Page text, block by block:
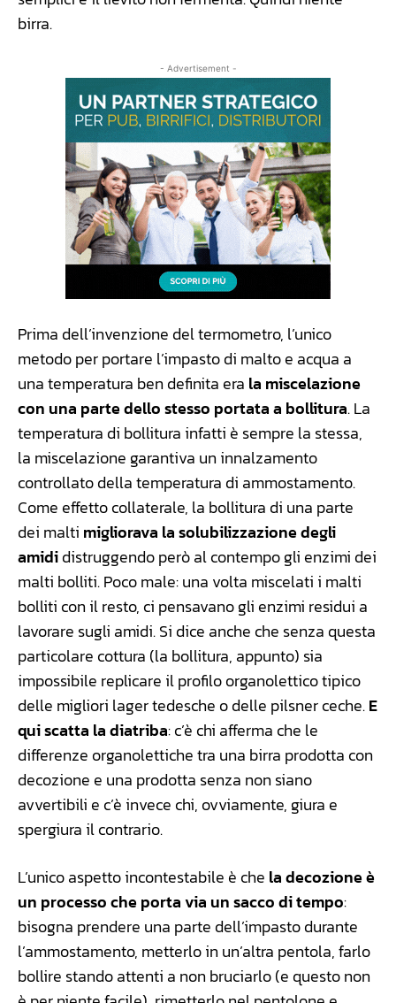
birra.
- Advertisement -
Prima dell’invenzione del termometro, l’unico
metodo per portare l’impasto di malto e acqua a
una temperatura ben definita era la miscelazione
con una parte dello stesso portata a bollitura. La
temperatura di bollitura infatti è sempre la stessa,
la miscelazione garantiva un innalzamento
controllato della temperatura di ammostamento.
Come effetto collaterale, la bollitura di una parte
dei malti migliorava la solubilizzazione degli
amididistruggendo però al contempo gli enzimi dei
malti bolliti. Poco male: una volta miscelati i malti
bolliti con il resto, ci pensavano gli enzimi residui a
lavorare sugli amidi. Si dice anche che senza questa
particolare cottura (la bollitura, appunto) sia
impossibile replicare il profilo organolettico tipico
delle migliori lager tedesche o delle pilsner ceche.E
qui scatta la diatriba: c’è chi afferma che le
differenze organolettiche tra una birra prodotta con
decozione e una prodotta senza non siano
avvertibili e c’è invece chi, ovviamente, giura e
spergiura il contrario.
L’unico aspetto incontestabile è che la decozione è
un processo che porta via un sacco di tempo:
bisogna prendere una parte dell’impasto durante
l’ammostamento, metterlo in un’altra pentola, farlo
bollire stando attenti a non bruciarlo (e questo non